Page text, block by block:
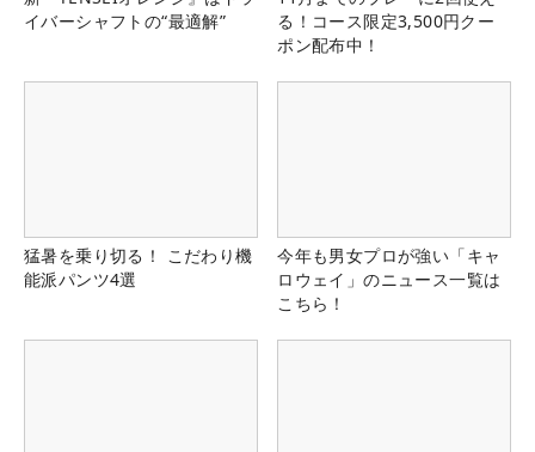
イバーシャフトの“最適解”
る！コース限定3,500円クー
ポン配布中！
猛暑を乗り切る！ こだわり機
能派パンツ4選
今年も男女プロが強い「キャ
ロウェイ」のニュース一覧は
こちら！